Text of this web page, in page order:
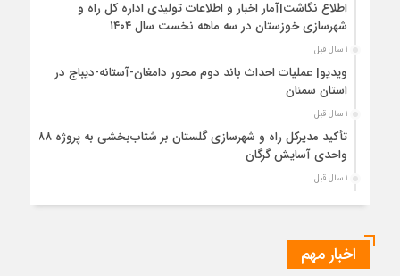
اطلاع نگاشت|آمار اخبار و اطلاعات تولیدی اداره کل راه و
شهرسازی خوزستان در سه ماهه نخست سال ۱۴۰۴
1 سال قبل
ویدیو| عملیات احداث باند دوم محور دامغان-آستانه-دیباج در
استان سمنان
1 سال قبل
تأکید مدیرکل راه و شهرسازی گلستان بر شتاب‌بخشی به پروژه ۸۸۸
واحدی آسایش گرگان
1 سال قبل
اطلاع نگاشت | اقدامات حوزه نظارت عالیه اداره نظام مهندسی و
1 سال قبل
بررسی مسائل مربوط به تأمین زمین و ساخت مسکن ایثارگران در
اخبار مهم